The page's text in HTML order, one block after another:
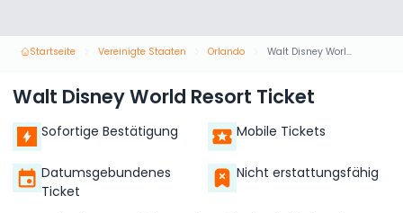
Startseite Vereinigte Staaten Orlando Walt Disney World Resort Ticket
Walt Disney World Resort Ticket
Sofortige Bestätigung Mobile Tickets
Datumsgebundenes
Ticket
Nicht erstattungsfähig